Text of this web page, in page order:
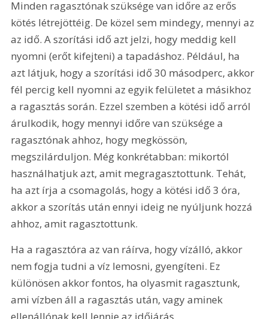
Minden ragasztónak szüksége van időre az erős
kötés létrejöttéig. De közel sem mindegy, mennyi az
az idő. A szorítási idő azt jelzi, hogy meddig kell
nyomni (erőt kifejteni) a tapadáshoz. Például, ha
azt látjuk, hogy a szorítási idő 30 másodperc, akkor
fél percig kell nyomni az egyik felületet a másikhoz
a ragasztás során. Ezzel szemben a kötési idő arról
árulkodik, hogy mennyi időre van szüksége a
ragasztónak ahhoz, hogy megkössön,
megszilárduljon. Még konkrétabban: mikortól
használhatjuk azt, amit megragasztottunk. Tehát,
ha azt írja a csomagolás, hogy a kötési idő 3 óra,
akkor a szorítás után ennyi ideig ne nyúljunk hozzá
ahhoz, amit ragasztottunk.
Ha a ragasztóra az van ráírva, hogy vízálló, akkor
nem fogja tudni a víz lemosni, gyengíteni. Ez
különösen akkor fontos, ha olyasmit ragasztunk,
ami vízben áll a ragasztás után, vagy aminek
ellenállónak kell lennie az időjárás